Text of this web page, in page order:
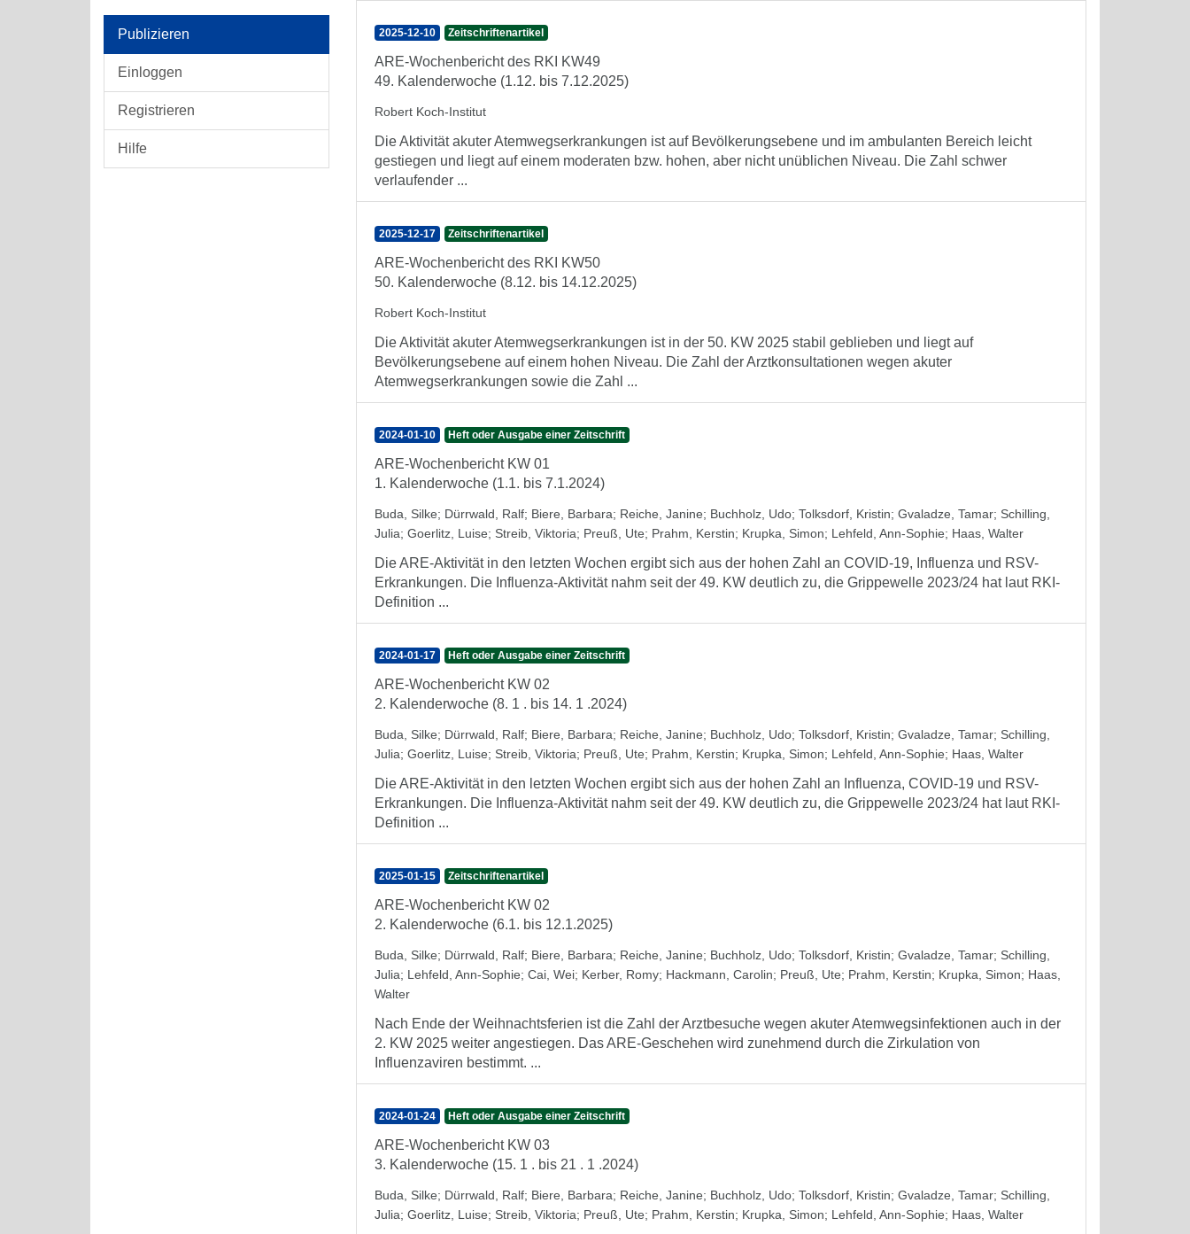
Publizieren
Einloggen
Registrieren
Hilfe
2025-12-10 Zeitschriftenartikel
ARE-Wochenbericht des RKI KW49
49. Kalenderwoche (1.12. bis 7.12.2025)
Robert Koch-Institut
Die Aktivität akuter Atemwegserkrankungen ist auf Bevölkerungsebene und im ambulanten Bereich leicht
gestiegen und liegt auf einem moderaten bzw. hohen, aber nicht unüblichen Niveau. Die Zahl schwer
verlaufender ...
2025-12-17 Zeitschriftenartikel
ARE-Wochenbericht des RKI KW50
50. Kalenderwoche (8.12. bis 14.12.2025)
Robert Koch-Institut
Die Aktivität akuter Atemwegserkrankungen ist in der 50. KW 2025 stabil geblieben und liegt auf
Bevölkerungsebene auf einem hohen Niveau. Die Zahl der Arztkonsultationen wegen akuter
Atemwegserkrankungen sowie die Zahl ...
2024-01-10 Heft oder Ausgabe einer Zeitschrift
ARE-Wochenbericht KW 01
1. Kalenderwoche (1.1. bis 7.1.2024)
Buda, Silke; Dürrwald, Ralf; Biere, Barbara; Reiche, Janine; Buchholz, Udo; Tolksdorf, Kristin; Gvaladze, Tamar; Schilling,
Julia; Goerlitz, Luise; Streib, Viktoria; Preuß, Ute; Prahm, Kerstin; Krupka, Simon; Lehfeld, Ann-Sophie; Haas, Walter
Die ARE-Aktivität in den letzten Wochen ergibt sich aus der hohen Zahl an COVID-19, Influenza und RSV-
Erkrankungen. Die Influenza-Aktivität nahm seit der 49. KW deutlich zu, die Grippewelle 2023/24 hat laut RKI-
Definition ...
2024-01-17 Heft oder Ausgabe einer Zeitschrift
ARE-Wochenbericht KW 02
2. Kalenderwoche (8. 1 . bis 14. 1 .2024)
Buda, Silke; Dürrwald, Ralf; Biere, Barbara; Reiche, Janine; Buchholz, Udo; Tolksdorf, Kristin; Gvaladze, Tamar; Schilling,
Julia; Goerlitz, Luise; Streib, Viktoria; Preuß, Ute; Prahm, Kerstin; Krupka, Simon; Lehfeld, Ann-Sophie; Haas, Walter
Die ARE-Aktivität in den letzten Wochen ergibt sich aus der hohen Zahl an Influenza, COVID-19 und RSV-
Erkrankungen. Die Influenza-Aktivität nahm seit der 49. KW deutlich zu, die Grippewelle 2023/24 hat laut RKI-
Definition ...
2025-01-15 Zeitschriftenartikel
ARE-Wochenbericht KW 02
2. Kalenderwoche (6.1. bis 12.1.2025)
Buda, Silke; Dürrwald, Ralf; Biere, Barbara; Reiche, Janine; Buchholz, Udo; Tolksdorf, Kristin; Gvaladze, Tamar; Schilling,
Julia; Lehfeld, Ann-Sophie; Cai, Wei; Kerber, Romy; Hackmann, Carolin; Preuß, Ute; Prahm, Kerstin; Krupka, Simon; Haas,
Walter
Nach Ende der Weihnachtsferien ist die Zahl der Arztbesuche wegen akuter Atemwegsinfektionen auch in der
2. KW 2025 weiter angestiegen. Das ARE-Geschehen wird zunehmend durch die Zirkulation von
Influenzaviren bestimmt. ...
2024-01-24 Heft oder Ausgabe einer Zeitschrift
ARE-Wochenbericht KW 03
3. Kalenderwoche (15. 1 . bis 21 . 1 .2024)
Buda, Silke; Dürrwald, Ralf; Biere, Barbara; Reiche, Janine; Buchholz, Udo; Tolksdorf, Kristin; Gvaladze, Tamar; Schilling,
Julia; Goerlitz, Luise; Streib, Viktoria; Preuß, Ute; Prahm, Kerstin; Krupka, Simon; Lehfeld, Ann-Sophie; Haas, Walter